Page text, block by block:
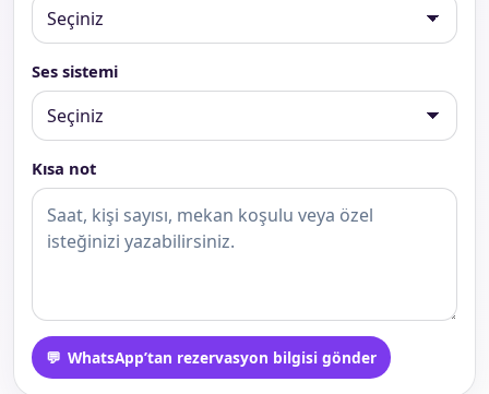
Ses sistemi
Kısa not
WhatsApp’tan rezervasyon bilgisi gönder